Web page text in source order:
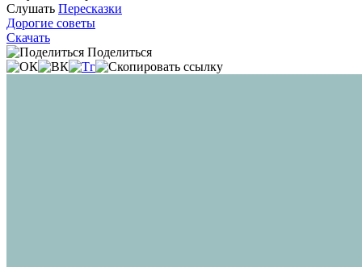
Слушать Пересказки
Дорогие советы
Скачать
Поделиться